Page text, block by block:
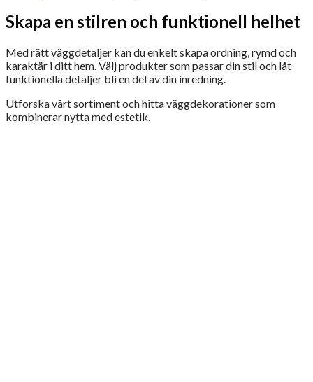
Skapa en stilren och funktionell helhet
Med rätt väggdetaljer kan du enkelt skapa ordning, rymd och
karaktär i ditt hem. Välj produkter som passar din stil och låt
funktionella detaljer bli en del av din inredning.
Utforska vårt sortiment och hitta väggdekorationer som
kombinerar nytta med estetik.